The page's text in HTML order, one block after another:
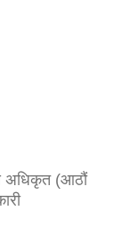
अधिकृत (आठौं